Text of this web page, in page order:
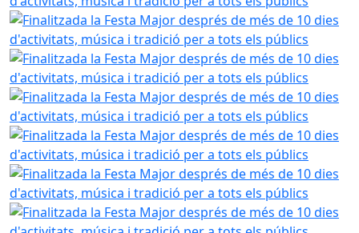
Finalitzada la Festa Major després de més de 10 dies
Finalitzada la Festa Major després de més de 10 dies
Finalitzada la Festa Major després de més de 10 dies
Finalitzada la Festa Major després de més de 10 dies
Finalitzada la Festa Major després de més de 10 dies
Finalitzada la Festa Major després de més de 10 dies